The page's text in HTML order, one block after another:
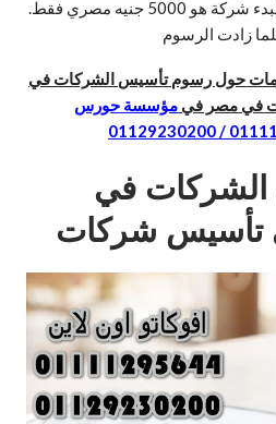
الحد الأدنى المطلوب تقريبًا لبدء شركة هو 5000 جنيه مصري فقط.
زادت الرسوم
حول رسوم تأسيس الشركات في
في مصر في مؤسسة حورس
في
تأسيس شركات